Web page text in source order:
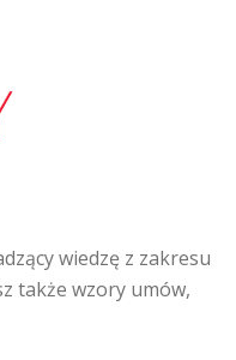
wiedzę z zakresu
także wzory umów,